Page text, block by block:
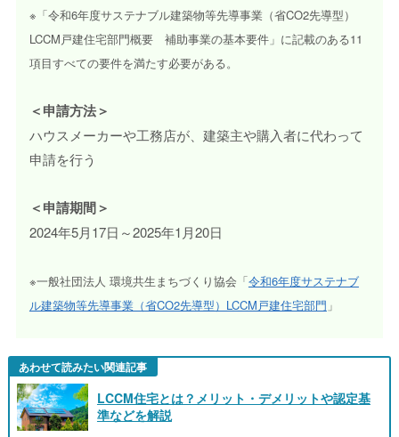
※「令和6年度サステナブル建築物等先導事業（省CO2先導型）
LCCM戸建住宅部門概要 補助事業の基本要件」に記載のある11
項目すべての要件を満たす必要がある。
＜申請方法＞
ハウスメーカーや工務店が、建築主や購入者に代わって
申請を行う
＜申請期間＞
2024年5月17日～2025年1月20日
※一般社団法人 環境共生まちづくり協会「令和6年度サステナブ
ル建築物等先導事業（省CO2先導型）LCCM戸建住宅部門 」
あわせて読みたい関連記事
LCCM住宅とは？メリット・デメリットや認定基
準などを解説